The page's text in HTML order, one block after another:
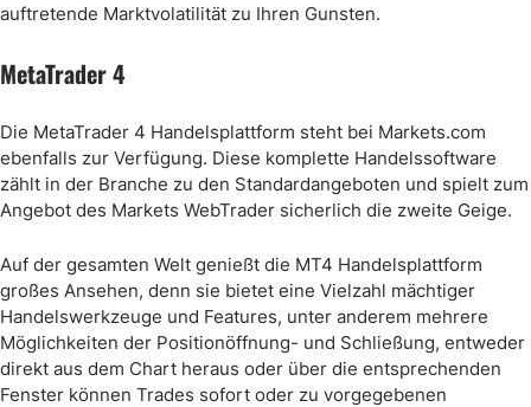
auftretende Marktvolatilität zu Ihren Gunsten.
MetaTrader 4
Die MetaTrader 4 Handelsplattform steht bei Markets.com
ebenfalls zur Verfügung. Diese komplette Handelssoftware
zählt in der Branche zu den Standardangeboten und spielt zum
Angebot des Markets WebTrader sicherlich die zweite Geige.
Auf der gesamten Welt genießt die MT4 Handelsplattform
großes Ansehen, denn sie bietet eine Vielzahl mächtiger
Handelswerkzeuge und Features, unter anderem mehrere
Möglichkeiten der Positionöffnung- und Schließung, entweder
direkt aus dem Chart heraus oder über die entsprechenden
Fenster können Trades sofort oder zu vorgegebenen